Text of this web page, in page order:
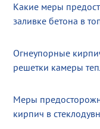
Какие меры
заливке бетона в
Огнеупорные
решетки камеры
Меры
кирпич в